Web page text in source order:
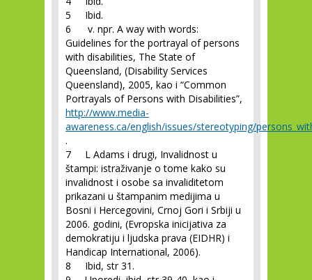
5 Ibid.
6 v. npr. A way with words:
Guidelines for the portrayal of persons
with disabilities, The State of
Queensland, (Disability Services
Queensland), 2005, kao i “Common
Portrayals of Persons with Disabilities”,
http://www.media-
awareness.ca/english/issues/stereotyping/
.
7 L Adams i drugi, Invalidnost u
štampi: istraživanje o tome kako su
invalidnost i osobe sa invaliditetom
prikazani u štampanim medijima u
Bosni i Hercegovini, Crnoj Gori i Srbiji u
2006. godini, (Evropska inicijativa za
demokratiju i ljudska prava (EIDHR) i
Handicap International, 2006).
8 Ibid, str 31.